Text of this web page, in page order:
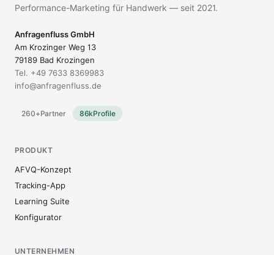
Performance-Marketing für Handwerk — seit 2021.
Anfragenfluss GmbH
Am Krozinger Weg 13
79189 Bad Krozingen
Tel. +49 7633 8369983
info@anfragenfluss.de
260+Partner 86kProfile
PRODUKT
AFVQ-Konzept
Tracking-App
Learning Suite
Konfigurator
UNTERNEHMEN